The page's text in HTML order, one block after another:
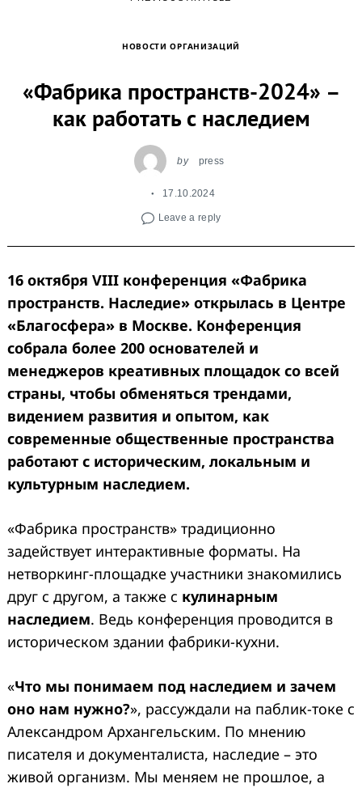
НОВОСТИ ОРГАНИЗАЦИЙ
«Фабрика пространств-2024» –
как работать с наследием
by press
17.10.2024
Leave a reply
16 октября VIII конференция «Фабрика
пространств. Наследие» открылась в Центре
«Благосфера» в Москве. Конференция
собрала более 200 основателей и
менеджеров креативных площадок со всей
страны, чтобы обменяться трендами,
видением развития и опытом, как
современные общественные пространства
работают с историческим, локальным и
культурным наследием.
«Фабрика пространств» традиционно
задействует интерактивные форматы. На
нетворкинг-площадке участники знакомились
друг с другом, а также с кулинарным
наследием. Ведь конференция проводится в
историческом здании фабрики-кухни.
«Что мы понимаем под наследием и зачем
оно нам нужно?», рассуждали на паблик-токе с
Александром Архангельским. По мнению
писателя и документалиста, наследие – это
живой организм. Мы меняем не прошлое, а